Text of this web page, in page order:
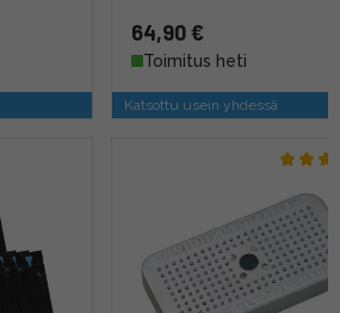
64,90 €
Toimitus heti
Katsottu usein yhdessä